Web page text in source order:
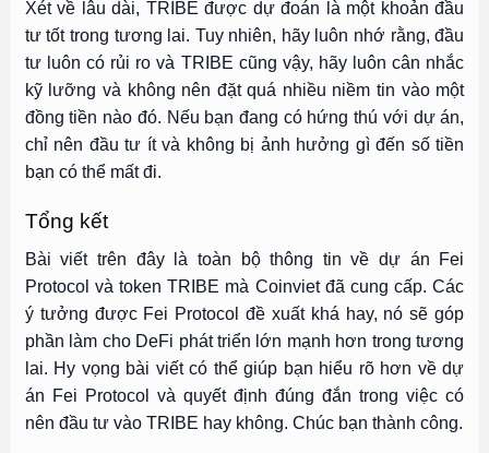
Xét về lâu dài, TRIBE được dự đoán là một khoản đầu
tư tốt trong tương lai. Tuy nhiên, hãy luôn nhớ rằng, đầu
tư luôn có rủi ro và TRIBE cũng vậy, hãy luôn cân nhắc
kỹ lưỡng và không nên đặt quá nhiều niềm tin vào một
đồng tiền nào đó. Nếu bạn đang có hứng thú với dự án,
chỉ nên đầu tư ít và không bị ảnh hưởng gì đến số tiền
bạn có thể mất đi.
Tổng kết
Bài viết trên đây là toàn bộ thông tin về dự án Fei
Protocol và token TRIBE mà Coinviet đã cung cấp. Các
ý tưởng được Fei Protocol đề xuất khá hay, nó sẽ góp
phần làm cho DeFi phát triển lớn mạnh hơn trong tương
lai. Hy vọng bài viết có thể giúp bạn hiểu rõ hơn về dự
án Fei Protocol và quyết định đúng đắn trong việc có
nên đầu tư vào TRIBE hay không. Chúc bạn thành công.